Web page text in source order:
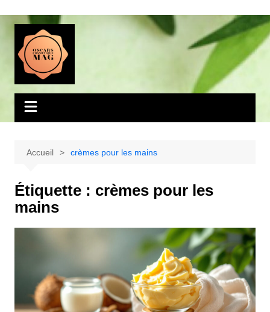
contenu
Accueil crèmes pour les mains
Étiquette : crèmes pour les
mains